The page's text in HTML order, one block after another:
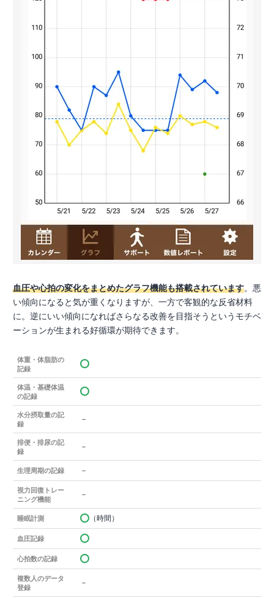
血圧や心拍の変化をまとめたグラフ機能も搭載されています。悪
い傾向になると気が重くなりますが、一方で客観的な反省材料
に。逆にいい傾向になればさらなる改善を目指そうというモチベ
ーションが生まれる好循環が期待できます。
体重・体脂肪の
記録
体温・基礎体温
の記録
水分摂取量の記
録
－
排便・排尿の記
録
－
生理周期の記録 －
視力回復トレー
ニング機能
－
睡眠計測 （時間）
血圧記録
心拍数の記録
複数人のデータ
登録
－